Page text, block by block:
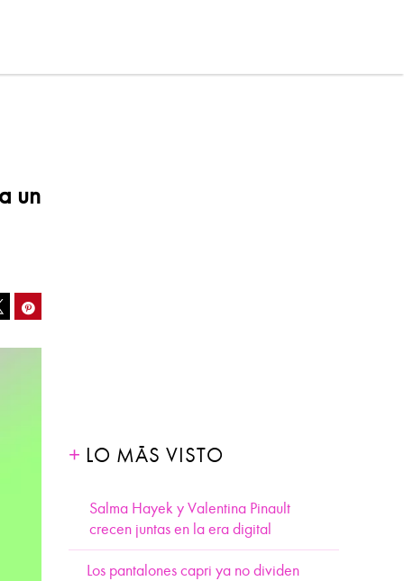
LO MÁS VISTO
Salma Hayek y Valentina Pinault
crecen juntas en la era digital
Los pantalones capri ya no dividen
un